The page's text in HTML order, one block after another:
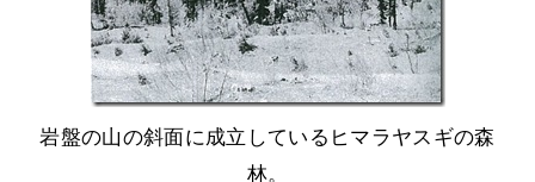
岩盤の山の斜面に成立しているヒマラヤスギの森
林。